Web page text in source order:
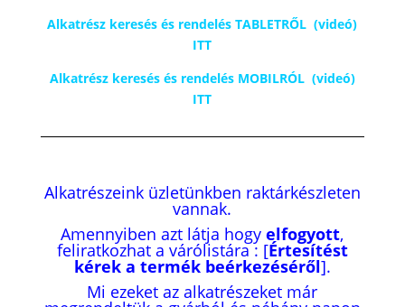
Alkatrész keresés és rendelés TABLETRŐL (videó)
ITT
Alkatrész keresés és rendelés MOBILRÓL (videó)
ITT
Alkatrészeink üzletünkben raktárkészleten
vannak.
Amennyiben azt látja hogyelfogyott,
feliratkozhat a várólistára : [Értesítést
kérek a termék beérkezéséről].
Mi ezeket az alkatrészeket már